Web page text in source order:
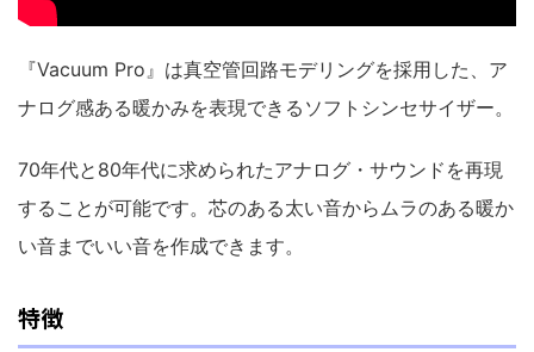
『Vacuum Pro』は真空管回路モデリングを採用した、ア
ナログ感ある暖かみを表現できるソフトシンセサイザー。
70年代と80年代に求められたアナログ・サウンドを再現
することが可能です。芯のある太い音からムラのある暖か
い音までいい音を作成できます。
特徴